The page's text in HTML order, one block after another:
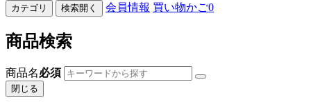
カテゴリ 検索開く 会員情報 買い物かご0
商品検索
商品名必須
閉じる